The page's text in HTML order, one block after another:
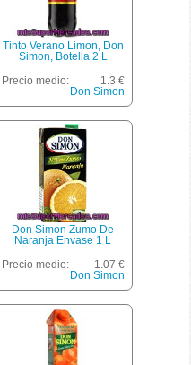
Tinto Verano Limon, Don
Simon, Botella 2 L
Precio medio:
1.3 €
Don Simon
Don Simon Zumo De
Naranja Envase 1 L
Precio medio:
1.07 €
Don Simon